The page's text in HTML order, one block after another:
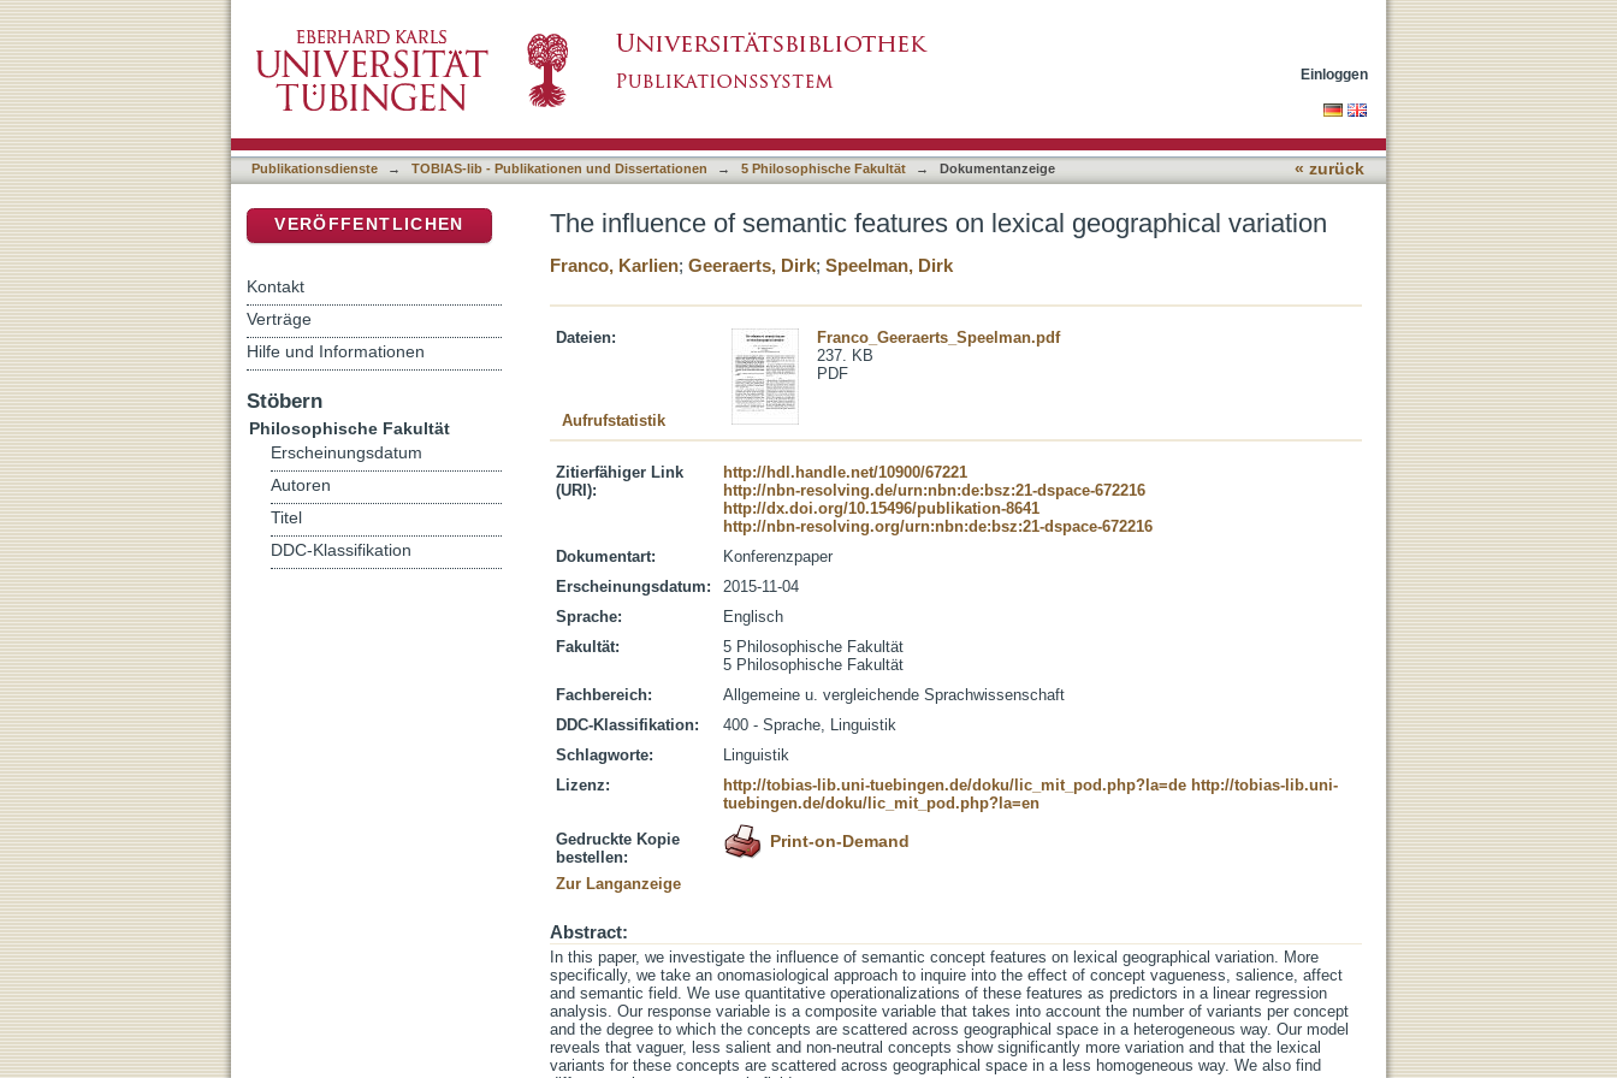
Einloggen
Publikationsdienste → TOBIAS-lib - Publikationen und Dissertationen → 5 Philosophische Fakultät → Dokumentanzeige « zurück
The influence of semantic features on lexical geographical variation
Franco, Karlien; Geeraerts, Dirk; Speelman, Dirk
Dateien:
Franco_Geeraerts_Speelman.pdf
237. KB
PDF
Aufrufstatistik
Zitierfähiger Link
(URI):
http://hdl.handle.net/10900/67221
http://nbn-resolving.de/urn:nbn:de:bsz:21-dspace-672216
http://dx.doi.org/10.15496/publikation-8641
http://nbn-resolving.org/urn:nbn:de:bsz:21-dspace-672216
Dokumentart:
Konferenzpaper
Erscheinungsdatum:
2015-11-04
Sprache:
Englisch
Fakultät:
5 Philosophische Fakultät
5 Philosophische Fakultät
Fachbereich:
Allgemeine u. vergleichende Sprachwissenschaft
DDC-Klassifikation:
400 - Sprache, Linguistik
Schlagworte:
Linguistik
Lizenz:
http://tobias-lib.uni-tuebingen.de/doku/lic_mit_pod.php?la=de http://tobias-lib.uni-
tuebingen.de/doku/lic_mit_pod.php?la=en
Gedruckte Kopie
bestellen:
Print-on-Demand
Zur Langanzeige
Abstract:
In this paper, we investigate the influence of semantic concept features on lexical geographical variation. More
specifically, we take an onomasiological approach to inquire into the effect of concept vagueness, salience, affect
and semantic field. We use quantitative operationalizations of these features as predictors in a linear regression
analysis. Our response variable is a composite variable that takes into account the number of variants per concept
and the degree to which the concepts are scattered across geographical space in a heterogeneous way. Our model
reveals that vaguer, less salient and non-neutral concepts show significantly more variation and that the lexical
variants for these concepts are scattered across geographical space in a less homogeneous way. We also find
VERÖFFENTLICHEN
Kontakt
Verträge
Hilfe und Informationen
Stöbern
Philosophische Fakultät
Erscheinungsdatum
Autoren
Titel
DDC-Klassifikation